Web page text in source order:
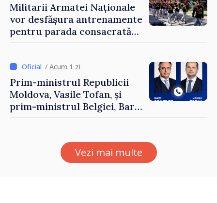
Militarii Armatei Naționale
vor desfășura antrenamente
pentru parada consacrată
/ Acum 1 zi
Prim-ministrul Republicii
Moldova, Vasile Tofan, și
prim-ministrul Belgiei, Bart
al Republicii Moldova.
Vezi mai multe